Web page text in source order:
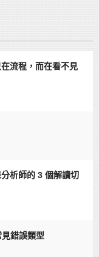
流程，而在看不見
析師的 3 個解讀切
錯誤類型